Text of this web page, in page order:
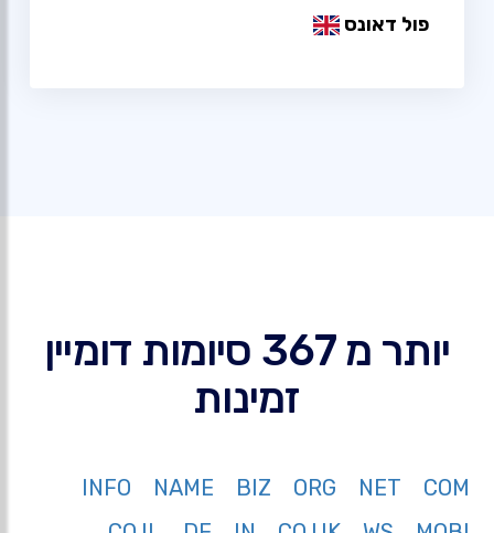
פול דאונס
יותר מ 367 סיומות דומיין
זמינות
COM
NET
ORG
BIZ
NAME
INFO